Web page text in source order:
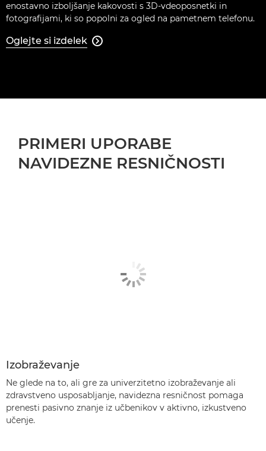
enostavno izboljšanje kakovosti s 3D-vdeoposnetki in
fotografijami, ki so popolni za ogled na pametnem telefonu.
Oglejte si izdelek 
PRIMERI UPORABE
NAVIDEZNE RESNIČNOSTI
Izobraževanje
Ne glede na to, ali gre za univerzitetno izobraževanje ali
zdravstveno usposabljanje, navidezna resničnost pomaga
prenesti pasivno znanje iz učbenikov v aktivno, izkustveno
učenje.